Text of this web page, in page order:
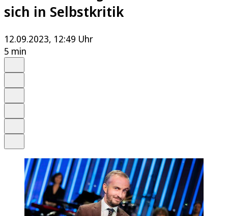
sich in Selbstkritik
12.09.2023, 12:49 Uhr
5 min